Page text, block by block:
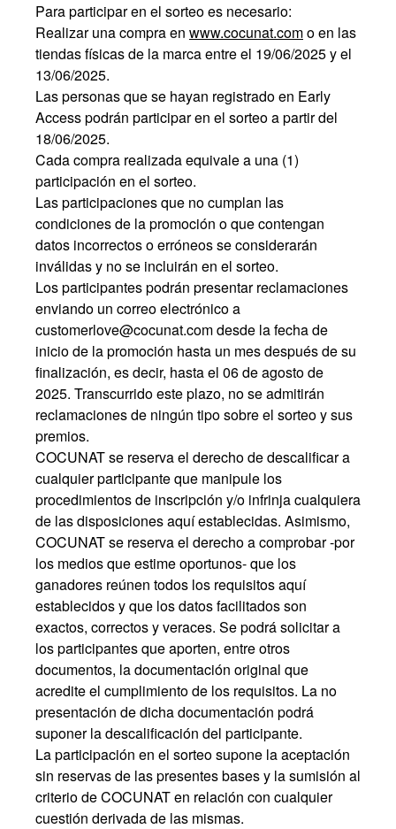
Para participar en el sorteo es necesario:
Realizar una compra en www.cocunat.como en las
tiendas físicas de la marca entre el 19/06/2025 y el
13/06/2025.
Las personas que se hayan registrado en Early
Access podrán participar en el sorteo a partir del
18/06/2025.
Cada compra realizada equivale a una (1)
participación en el sorteo.
Las participaciones que no cumplan las
condiciones de la promoción o que contengan
datos incorrectos o erróneos se considerarán
inválidas y no se incluirán en el sorteo.
Los participantes podrán presentar reclamaciones
enviando un correo electrónico a
customerlove@cocunat.comdesde la fecha de
inicio de la promoción hasta un mes después de su
finalización, es decir, hasta el 06 de agosto de
2025. Transcurrido este plazo, no se admitirán
reclamaciones de ningún tipo sobre el sorteo y sus
premios.
COCUNAT se reserva el derecho de descalificar a
cualquier participante que manipule los
procedimientos de inscripción y/o infrinja cualquiera
de las disposiciones aquí establecidas. Asimismo,
COCUNAT se reserva el derecho a comprobar -por
los medios que estime oportunos- que los
ganadores reúnen todos los requisitos aquí
establecidos y que los datos facilitados son
exactos, correctos y veraces. Se podrá solicitar a
los participantes que aporten, entre otros
documentos, la documentación original que
acredite el cumplimiento de los requisitos. La no
presentación de dicha documentación podrá
suponer la descalificación del participante.
La participación en el sorteo supone la aceptación
sin reservas de las presentes bases y la sumisión al
criterio de COCUNAT en relación con cualquier
cuestión derivada de las mismas.